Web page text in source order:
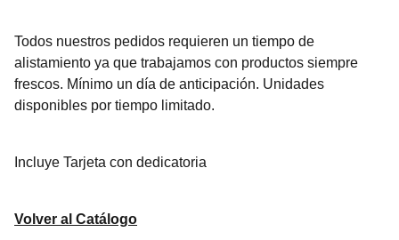
Todos nuestros pedidos requieren un tiempo de
alistamiento ya que trabajamos con productos siempre
frescos. Mínimo un día de anticipación. Unidades
disponibles por tiempo limitado.
Incluye Tarjeta con dedicatoria
Volver al Catálogo